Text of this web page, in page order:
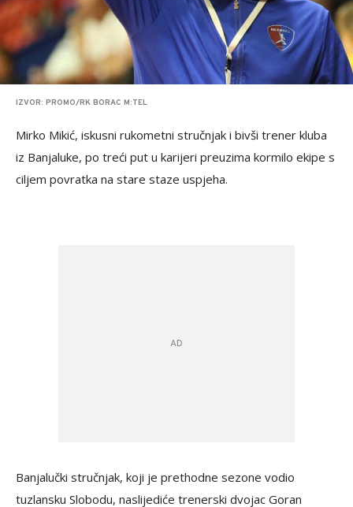
IZVOR: PROMO/RK BORAC M:TEL
Mirko Mikić, iskusni rukometni stručnjak i bivši trener kluba
iz Banjaluke, po treći put u karijeri preuzima kormilo ekipe s
ciljem povratka na stare staze uspjeha.
Banjalučki stručnjak, koji je prethodne sezone vodio
tuzlansku Slobodu, naslijediće trenerski dvojac Goran